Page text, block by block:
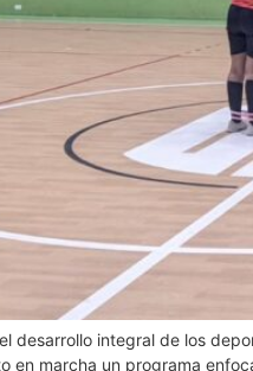
desarrollo integral de los
en marcha un programa